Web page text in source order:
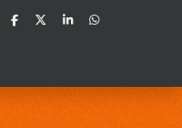
D
D
S
D